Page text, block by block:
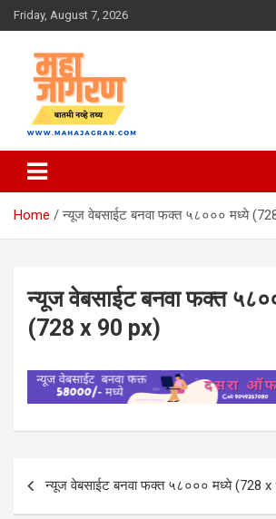
Skip
to
Friday, August 7, 2026
महा जागरण
Home न्यूज वेबसाईट बनवा फक्त ५८००० मध्ये
न्यूज वेबसाईट बनवा फक्त
(728 x 90 px)
navigation
न्यूज वेबसाईट बनवा फक्त ५८००० मध्ये (728 x